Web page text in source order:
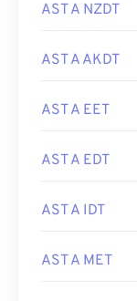
AST A NZDT
AST A AKDT
AST A EET
AST A EDT
AST A IDT
AST A MET